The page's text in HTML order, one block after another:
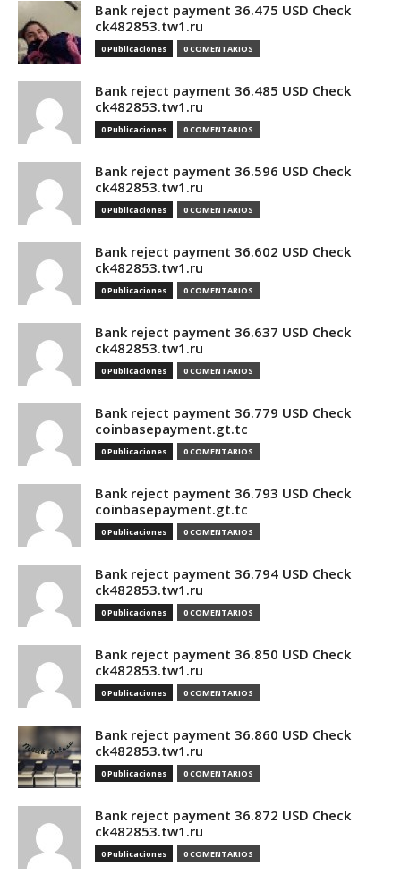
Bank reject payment 36.475 USD Check
ck482853.tw1.ru
0 Publicaciones 0 COMENTARIOS
Bank reject payment 36.485 USD Check
ck482853.tw1.ru
0 Publicaciones 0 COMENTARIOS
Bank reject payment 36.596 USD Check
ck482853.tw1.ru
0 Publicaciones 0 COMENTARIOS
Bank reject payment 36.602 USD Check
ck482853.tw1.ru
0 Publicaciones 0 COMENTARIOS
Bank reject payment 36.637 USD Check
ck482853.tw1.ru
0 Publicaciones 0 COMENTARIOS
Bank reject payment 36.779 USD Check
coinbasepayment.gt.tc
0 Publicaciones 0 COMENTARIOS
Bank reject payment 36.793 USD Check
coinbasepayment.gt.tc
0 Publicaciones 0 COMENTARIOS
Bank reject payment 36.794 USD Check
ck482853.tw1.ru
0 Publicaciones 0 COMENTARIOS
Bank reject payment 36.850 USD Check
ck482853.tw1.ru
0 Publicaciones 0 COMENTARIOS
Bank reject payment 36.860 USD Check
ck482853.tw1.ru
0 Publicaciones 0 COMENTARIOS
Bank reject payment 36.872 USD Check
ck482853.tw1.ru
0 Publicaciones 0 COMENTARIOS